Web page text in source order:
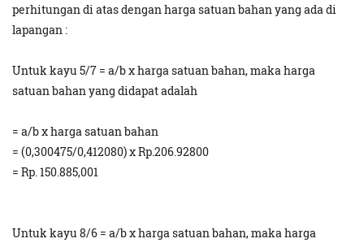
perhitungan di atas dengan harga satuan bahan yang ada di
lapangan :
Untuk kayu 5/7 = a/b x harga satuan bahan, maka harga
satuan bahan yang didapat adalah
= a/b x harga satuan bahan
= (0,300475/0,412080) x Rp.206.92800
= Rp. 150.885,001
Untuk kayu 8/6 = a/b x harga satuan bahan, maka harga